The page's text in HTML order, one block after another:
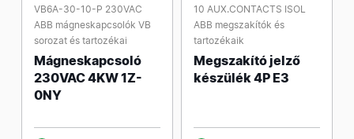
VB6A-30-10-P 230VAC
ABB mágneskapcsolók VB
sorozat és tartozékai
Mágneskapcsoló
230VAC 4KW 1Z-
0NY
10 AUX.CONTACTS ISOL
ABB megszakítók és
tartozékaik
Megszakító jelző
készülék 4P E3